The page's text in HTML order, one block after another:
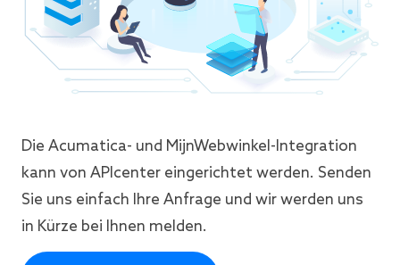
Die Acumatica- und MijnWebwinkel-Integration
kann von APIcenter eingerichtet werden. Senden
Sie uns einfach Ihre Anfrage und wir werden uns
in Kürze bei Ihnen melden.